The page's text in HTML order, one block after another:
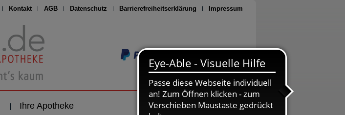
Kontakt AGB Datenschutz Barrierefreiheitserklärung Impressum
Seite drucken
Ihre Apotheke 0800-10 11 422